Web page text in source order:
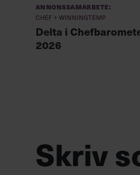
Annonssamarbete:
Chef + Winningtemp
Delta i
2026
Skriv